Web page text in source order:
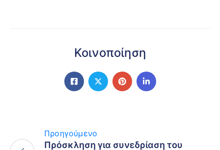
Κοινοποίηση
Προηγούμενο
Πρόσκληση για συνεδρίαση του